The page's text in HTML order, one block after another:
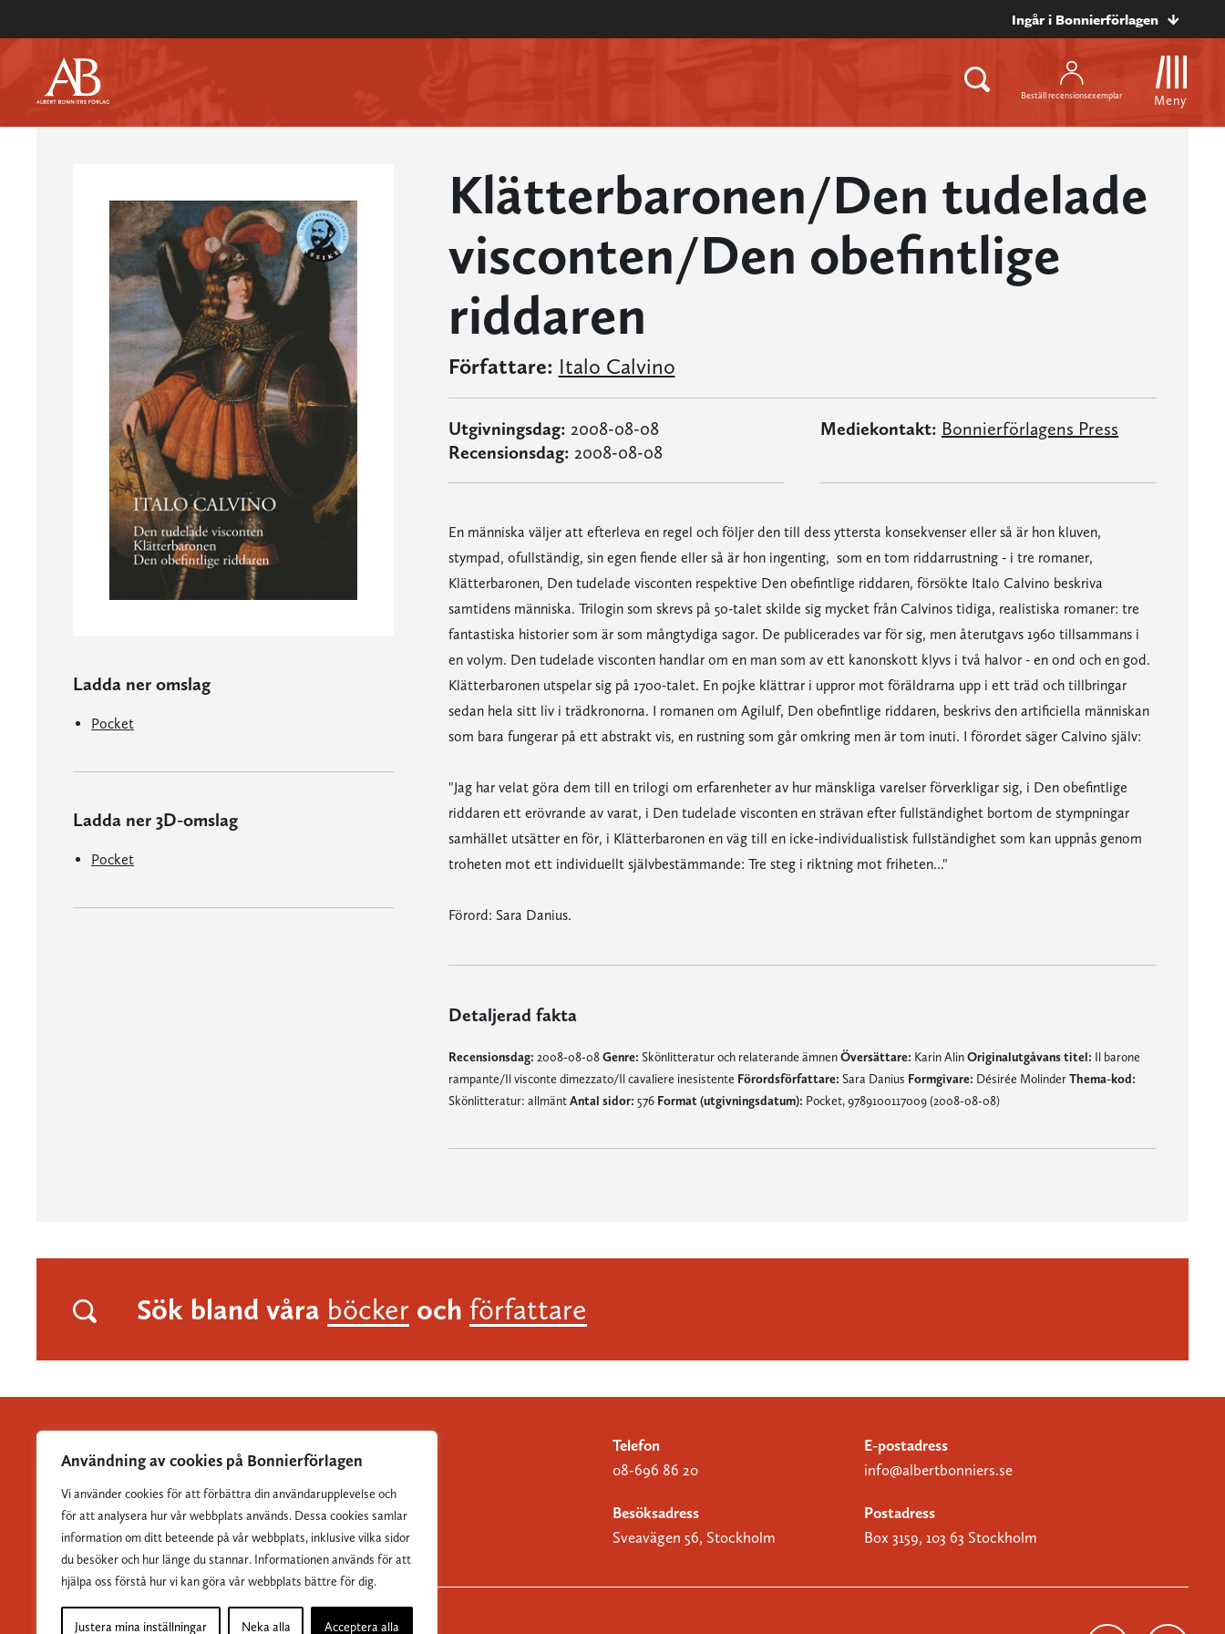
Användning av cookies på Bonnierförlagen
Vi använder cookies för att förbättra din användarupplevelse och
för att analysera hur vår webbplats används. Dessa cookies samlar
information om ditt beteende på vår webbplats, inklusive vilka sidor
du besöker och hur länge du stannar. Informationen används för att
hjälpa oss förstå hur vi kan göra vår webbplats bättre för dig.
Justera mina inställningar Neka alla Acceptera alla
Ingår i Bonnierförlagen
Beställ recensionsexemplar Meny
Ladda ner omslag
Pocket
Ladda ner 3D-omslag
Pocket
Klätterbaronen/Den tudelade
visconten/Den obefintlige
riddaren
Författare: Italo Calvino
Utgivningsdag: 2008-08-08
Recensionsdag: 2008-08-08
Mediekontakt: Bonnierförlagens Press
En människa väljer att efterleva en regel och följer den till dess yttersta konsekvenser eller så är hon kluven,
stympad, ofullständig, sin egen fiende eller så är hon ingenting, som en tom riddarrustning - i tre romaner,
Klätterbaronen, Den tudelade visconten respektive Den obefintlige riddaren, försökte Italo Calvino beskriva
samtidens människa. Trilogin som skrevs på 50-talet skilde sig mycket från Calvinos tidiga, realistiska romaner: tre
fantastiska historier som är som mångtydiga sagor. De publicerades var för sig, men återutgavs 1960 tillsammans i
en volym. Den tudelade visconten handlar om en man som av ett kanonskott klyvs i två halvor - en ond och en god.
Klätterbaronen utspelar sig på 1700-talet. En pojke klättrar i uppror mot föräldrarna upp i ett träd och tillbringar
sedan hela sitt liv i trädkronorna. I romanen om Agilulf, Den obefintlige riddaren, beskrivs den artificiella människan
som bara fungerar på ett abstrakt vis, en rustning som går omkring men är tom inuti. I förordet säger Calvino själv:
"Jag har velat göra dem till en trilogi om erfarenheter av hur mänskliga varelser förverkligar sig, i Den obefintlige
riddaren ett erövrande av varat, i Den tudelade visconten en strävan efter fullständighet bortom de stympningar
samhället utsätter en för, i Klätterbaronen en väg till en icke-individualistisk fullständighet som kan uppnås genom
troheten mot ett individuellt självbestämmande: Tre steg i riktning mot friheten..."
Förord: Sara Danius.
Detaljerad fakta
Recensionsdag: 2008-08-08Genre: Skönlitteratur och relaterande ämnenÖversättare: Karin AlinOriginalutgåvans titel: Il barone
rampante/Il visconte dimezzato/Il cavaliere inesistente Förordsförfattare: Sara Danius Formgivare: Désirée MolinderThema-kod:
Skönlitteratur: allmäntAntal sidor: 576 Format (utgivningsdatum): Pocket, 9789100117009 (2008-08-08)
Sök bland våra böcker och författare
Albert Bonniers Förlag grundades 1837 och är Sveriges
största skönlitterära förlag.
Telefon
08-696 86 20
E-postadress
info@albertbonniers.se
Besöksadress
Sveavägen 56, Stockholm
Postadress
Box 3159, 103 63 Stockholm